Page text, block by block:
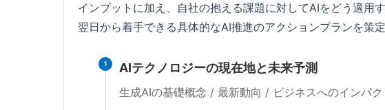
インプットに加え、自社の抱える課題に対してAIをどう適用
翌日から着手できる具体的なAI推進のアクションプランを策定
1 AIテクノロジーの現在地と未来予測
生成AIの基礎概念 / 最新動向 / ビジネスへのインパク